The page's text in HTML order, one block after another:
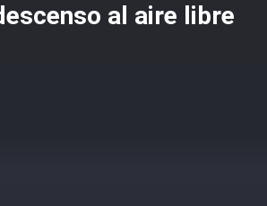
al aire libre